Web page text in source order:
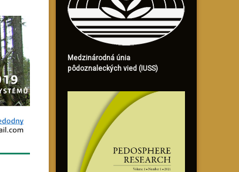
Medzinárodná únia
pôdoznaleckých vied (IUSS)